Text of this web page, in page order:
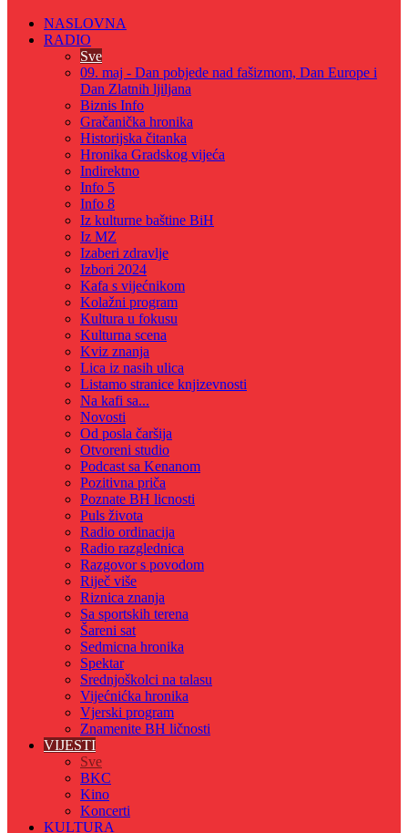
NASLOVNA
RADIO
Sve
09. maj - Dan pobjede nad fašizmom, Dan Europe i
Dan Zlatnih ljiljana
Biznis Info
Gračanička hronika
Historijska čitanka
Hronika Gradskog vijeća
Indirektno
Info 5
Info 8
Iz kulturne baštine BiH
Iz MZ
Izaberi zdravlje
Izbori 2024
Kafa s vijećnikom
Kolažni program
Kultura u fokusu
Kulturna scena
Kviz znanja
Lica iz nasih ulica
Listamo stranice knjizevnosti
Na kafi sa...
Novosti
Od posla čaršija
Otvoreni studio
Podcast sa Kenanom
Pozitivna priča
Poznate BH licnosti
Puls života
Radio ordinacija
Radio razglednica
Razgovor s povodom
Riječ više
Riznica znanja
Sa sportskih terena
Šareni sat
Sedmicna hronika
Spektar
Srednjoškolci na talasu
Vijećnićka hronika
Vjerski program
Znamenite BH ličnosti
VIJESTI
Sve
BKC
Kino
Koncerti
KULTURA